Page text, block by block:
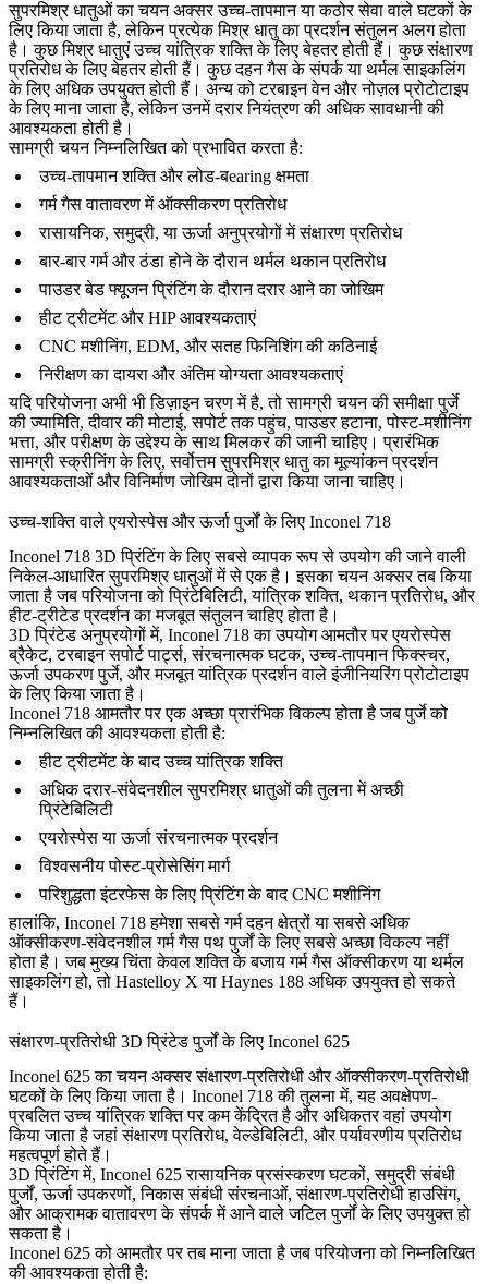
सुपरमिश्र धातुओं का चयन अक्सर उच्च-तापमान या कठोर सेवा वाले घटकों के
लिए किया जाता है, लेकिन प्रत्येक मिश्र धातु का प्रदर्शन संतुलन अलग होता
है। कुछ मिश्र धातुएं उच्च यांत्रिक शक्ति के लिए बेहतर होती हैं। कुछ संक्षारण
प्रतिरोध के लिए बेहतर होती हैं। कुछ दहन गैस के संपर्क या थर्मल साइकलिंग
के लिए अधिक उपयुक्त होती हैं। अन्य को टरबाइन वेन और नोज़ल प्रोटोटाइप
के लिए माना जाता है, लेकिन उनमें दरार नियंत्रण की अधिक सावधानी की
आवश्यकता होती है।
सामग्री चयन निम्नलिखित को प्रभावित करता है:
उच्च-तापमान शक्ति और लोड-बearing क्षमता
गर्म गैस वातावरण में ऑक्सीकरण प्रतिरोध
रासायनिक, समुद्री, या ऊर्जा अनुप्रयोगों में संक्षारण प्रतिरोध
बार-बार गर्म और ठंडा होने के दौरान थर्मल थकान प्रतिरोध
पाउडर बेड फ्यूजन प्रिंटिंग के दौरान दरार आने का जोखिम
हीट ट्रीटमेंट और HIP आवश्यकताएं
CNC मशीनिंग, EDM, और सतह फिनिशिंग की कठिनाई
निरीक्षण का दायरा और अंतिम योग्यता आवश्यकताएं
यदि परियोजना अभी भी डिज़ाइन चरण में है, तो सामग्री चयन की समीक्षा पुर्जे
की ज्यामिति, दीवार की मोटाई, सपोर्ट तक पहुंच, पाउडर हटाना, पोस्ट-मशीनिंग
भत्ता, और परीक्षण के उद्देश्य के साथ मिलकर की जानी चाहिए। प्रारंभिक
सामग्री स्क्रीनिंग के लिए,सर्वोत्तम सुपरमिश्र धातुका मूल्यांकन प्रदर्शन
आवश्यकताओं और विनिर्माण जोखिम दोनों द्वारा किया जाना चाहिए।
उच्च-शक्ति वाले एयरोस्पेस और ऊर्जा पुर्जों के लिए Inconel 718
Inconel 718 3D प्रिंटिंग के लिए सबसे व्यापक रूप से उपयोग की जाने वाली
निकेल-आधारित सुपरमिश्र धातुओं में से एक है। इसका चयन अक्सर तब किया
जाता है जब परियोजना को प्रिंटेबिलिटी, यांत्रिक शक्ति, थकान प्रतिरोध, और
हीट-ट्रीटेड प्रदर्शन का मजबूत संतुलन चाहिए होता है।
3D प्रिंटेड अनुप्रयोगों में, Inconel 718 का उपयोग आमतौर पर एयरोस्पेस
ब्रैकेट, टरबाइन सपोर्ट पार्ट्स, संरचनात्मक घटक, उच्च-तापमान फिक्स्चर,
ऊर्जा उपकरण पुर्जे, और मजबूत यांत्रिक प्रदर्शन वाले इंजीनियरिंग प्रोटोटाइप
के लिए किया जाता है।
Inconel 718 आमतौर पर एक अच्छा प्रारंभिक विकल्प होता है जब पुर्जे को
निम्नलिखित की आवश्यकता होती है:
हीट ट्रीटमेंट के बाद उच्च यांत्रिक शक्ति
अधिक दरार-संवेदनशील सुपरमिश्र धातुओं की तुलना में अच्छी
प्रिंटेबिलिटी
एयरोस्पेस या ऊर्जा संरचनात्मक प्रदर्शन
विश्वसनीय पोस्ट-प्रोसेसिंग मार्ग
परिशुद्धता इंटरफेस के लिए प्रिंटिंग के बाद CNC मशीनिंग
हालांकि, Inconel 718 हमेशा सबसे गर्म दहन क्षेत्रों या सबसे अधिक
ऑक्सीकरण-संवेदनशील गर्म गैस पथ पुर्जों के लिए सबसे अच्छा विकल्प नहीं
होता है। जब मुख्य चिंता केवल शक्ति के बजाय गर्म गैस ऑक्सीकरण या थर्मल
साइकलिंग हो, तो Hastelloy X या Haynes 188 अधिक उपयुक्त हो सकते
हैं।
संक्षारण-प्रतिरोधी 3D प्रिंटेड पुर्जों के लिए Inconel 625
Inconel 625 का चयन अक्सर संक्षारण-प्रतिरोधी और ऑक्सीकरण-प्रतिरोधी
घटकों के लिए किया जाता है। Inconel 718 की तुलना में, यह अवक्षेपण-
प्रबलित उच्च यांत्रिक शक्ति पर कम केंद्रित है और अधिकतर वहां उपयोग
किया जाता है जहां संक्षारण प्रतिरोध, वेल्डेबिलिटी, और पर्यावरणीय प्रतिरोध
महत्वपूर्ण होते हैं।
3D प्रिंटिंग में, Inconel 625 रासायनिक प्रसंस्करण घटकों, समुद्री संबंधी
पुर्जों, ऊर्जा उपकरणों, निकास संबंधी संरचनाओं, संक्षारण-प्रतिरोधी हाउसिंग,
और आक्रामक वातावरण के संपर्क में आने वाले जटिल पुर्जों के लिए उपयुक्त हो
सकता है।
Inconel 625 को आमतौर पर तब माना जाता है जब परियोजना को निम्नलिखित
की आवश्यकता होती है: